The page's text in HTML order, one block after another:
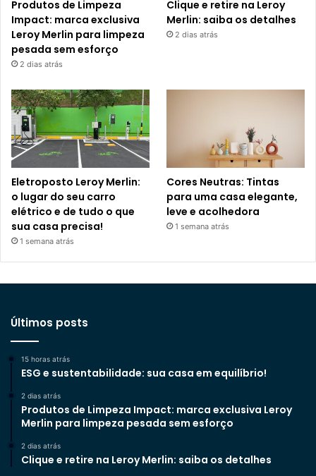
Produtos de Limpeza
Impact: marca exclusiva
Leroy Merlin para limpeza
pesada sem esforço
2 dias atrás
Clique e retire na Leroy
Merlin: saiba os detalhes
2 dias atrás
Eletroposto Leroy Merlin:
o lugar do seu carro
elétrico e de tudo o que
sua casa precisa!
1 semana atrás
Cores Neutras: Tintas
para uma casa elegante,
leve e acolhedora
1 semana atrás
Últimos posts
15 horas atrás
ESG e sustentabilidade: sua casa em equilíbrio!
2 dias atrás
Produtos de Limpeza Impact: marca exclusiva Leroy
Merlin para limpeza pesada sem esforço
2 dias atrás
Clique e retire na Leroy Merlin: saiba os detalhes